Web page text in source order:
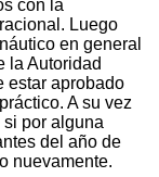
con la
Luego
en general
la Autoridad
estar aprobado
A su vez
por alguna
del año de
nuevamente.